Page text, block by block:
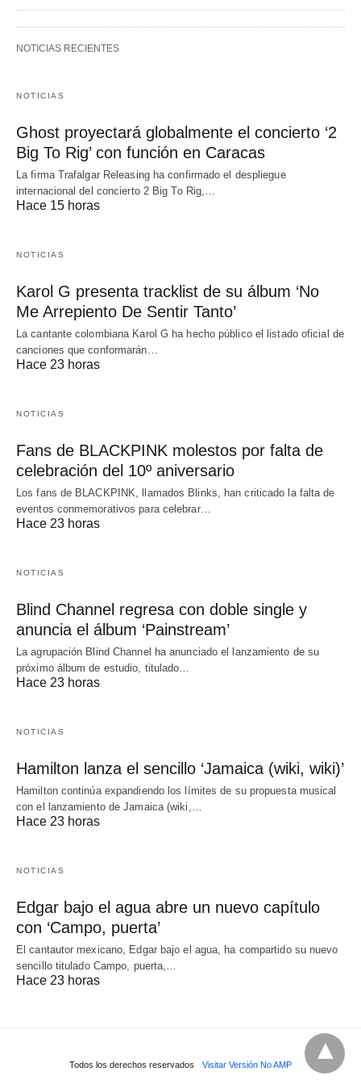
NOTICIAS RECIENTES
NOTICIAS
Ghost proyectará globalmente el concierto ‘2
Big To Rig’ con función en Caracas
La firma Trafalgar Releasing ha confirmado el despliegue
internacional del concierto 2 Big To Rig,…
Hace 15 horas
NOTICIAS
Karol G presenta tracklist de su álbum ‘No
Me Arrepiento De Sentir Tanto’
La cantante colombiana Karol G ha hecho público el listado oficial de
canciones que conformarán…
Hace 23 horas
NOTICIAS
Fans de BLACKPINK molestos por falta de
celebración del 10º aniversario
Los fans de BLACKPINK, llamados Blinks, han criticado la falta de
eventos conmemorativos para celebrar…
Hace 23 horas
NOTICIAS
Blind Channel regresa con doble single y
anuncia el álbum ‘Painstream’
La agrupación Blind Channel ha anunciado el lanzamiento de su
próximo álbum de estudio, titulado…
Hace 23 horas
NOTICIAS
Hamilton lanza el sencillo ‘Jamaica (wiki, wiki)’
Hamilton continúa expandiendo los límites de su propuesta musical
con el lanzamiento de Jamaica (wiki,…
Hace 23 horas
NOTICIAS
Edgar bajo el agua abre un nuevo capítulo
con ‘Campo, puerta’
El cantautor mexicano, Edgar bajo el agua, ha compartido su nuevo
sencillo titulado Campo, puerta,…
Hace 23 horas
Todos los derechos reservados Visitar Versión No AMP